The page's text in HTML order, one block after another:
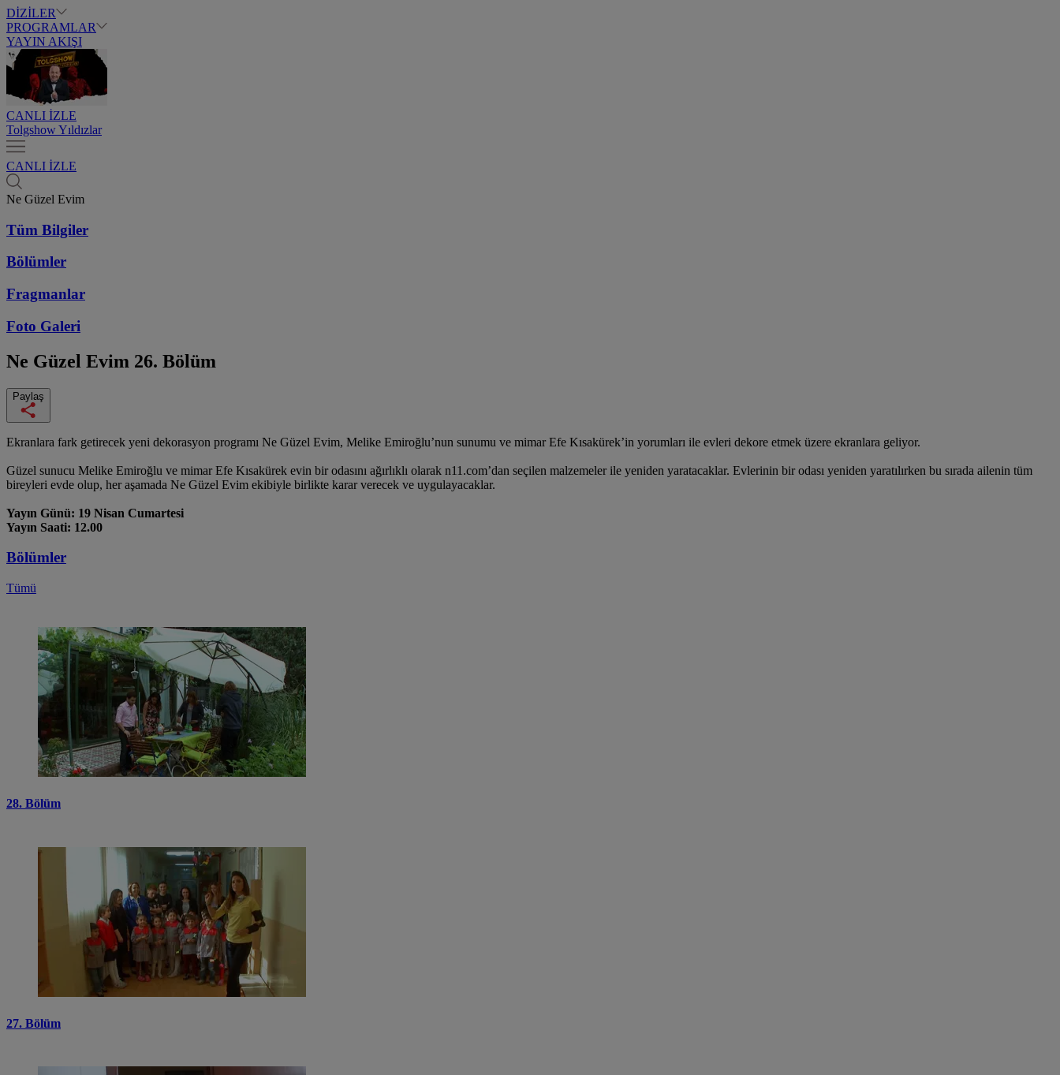
DİZİLER
PROGRAMLAR
YAYIN AKIŞI
CANLI İZLE
Tolgshow Yıldızlar
CANLI İZLE
Ne Güzel Evim
Tüm Bilgiler
Bölümler
Fragmanlar
Foto Galeri
Ne Güzel Evim 26. Bölüm
Paylaş
Ekranlara fark getirecek yeni dekorasyon programı Ne Güzel Evim, Melike Emiroğlu’nun sunumu ve mimar Efe Kısakürek’in yorumları ile evleri dekore etmek üzere ekranlara geliyor.
Güzel sunucu Melike Emiroğlu ve mimar Efe Kısakürek evin bir odasını ağırlıklı olarak n11.com’dan seçilen malzemeler ile yeniden yaratacaklar. Evlerinin bir odası yeniden yaratılırken bu sırada ailenin tüm
bireyleri evde olup, her aşamada Ne Güzel Evim ekibiyle birlikte karar verecek ve uygulayacaklar.
Yayın Günü: 19 Nisan Cumartesi
Yayın Saati: 12.00
Bölümler
Tümü
28. Bölüm
27. Bölüm